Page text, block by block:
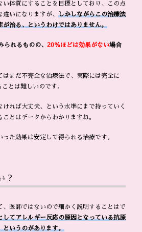
い体質にすることを目標としており、この点
いになりますが、 しかしながらこの治療法
が治る、というわけではありません。
られるものの、 20％ほどは効果がない場合
はまだ不完全な治療法で、実際には完全に
とは難しいのです。
ければ大丈夫、という水準にまで持っていく
とはデータからわかりますね。
た効果は安定して得られる治療です。
？
、医師ではないので細かく説明することはで
してアレルギー反応の原因となっている抗原
というのがあります。